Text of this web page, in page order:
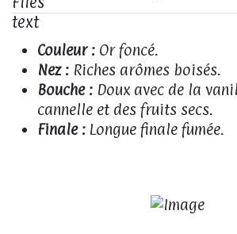
Couleur : Or foncé.
Nez : Riches arômes boisés.
Bouche : Doux avec de la
cannelle et des fruits secs.
Finale : Longue finale fumée.